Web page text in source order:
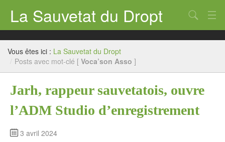
La Sauvetat du Dropt
Accueil
Mairie
Chercher
Vous êtes ici : La Sauvetat du Dropt
/ Posts avec mot-clé [ Voca’son Asso ]
Jarh, rappeur sauvetatois, ouvre
l’ADM Studio d’enregistrement
3 avril 2024